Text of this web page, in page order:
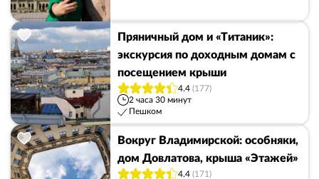
Пряничный дом и «Титаник»:
экскурсия по доходным домам с
посещением крыши
4.4 (177)
2 часа 30 минут
Пешком
Вокруг Владимирской: особняки,
дом Довлатова, крыша «Этажей»
4.4 (171)